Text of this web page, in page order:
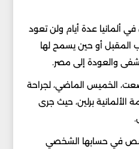
ألمانيا عدة أيام ولن تعود
المقبل أو حين يسمح لها
والعودة إلى مصر.
الخميس الماضي، لجراحة
برلين، حيث جرى
في حسابها الشخصي